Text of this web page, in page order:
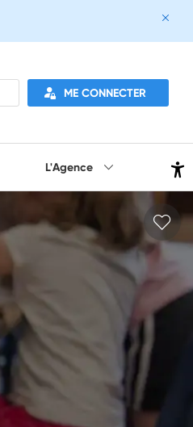
ME CONNECTER
L'Agence